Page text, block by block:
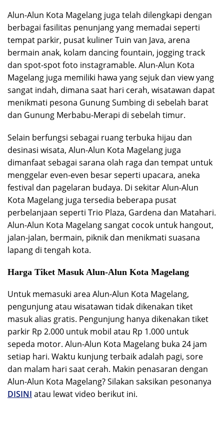
Alun-Alun Kota Magelang juga telah dilengkapi dengan
berbagai fasilitas penunjang yang memadai seperti
tempat parkir, pusat kuliner Tuin van Java, arena
bermain anak, kolam dancing fountain, jogging track
dan spot-spot foto instagramable. Alun-Alun Kota
Magelang juga memiliki hawa yang sejuk dan view yang
sangat indah, dimana saat hari cerah, wisatawan dapat
menikmati pesona Gunung Sumbing di sebelah barat
dan Gunung Merbabu-Merapi di sebelah timur.
Selain berfungsi sebagai ruang terbuka hijau dan
desinasi wisata, Alun-Alun Kota Magelang juga
dimanfaat sebagai sarana olah raga dan tempat untuk
menggelar even-even besar seperti upacara, aneka
festival dan pagelaran budaya. Di sekitar Alun-Alun
Kota Magelang juga tersedia beberapa pusat
perbelanjaan seperti Trio Plaza, Gardena dan Matahari.
Alun-Alun Kota Magelang sangat cocok untuk hangout,
jalan-jalan, bermain, piknik dan menikmati suasana
lapang di tengah kota.
Harga Tiket Masuk Alun-Alun Kota Magelang
Untuk memasuki area Alun-Alun Kota Magelang,
pengunjung atau wisatawan tidak dikenakan tiket
masuk alias gratis. Pengunjung hanya dikenakan tiket
parkir Rp 2.000 untuk mobil atau Rp 1.000 untuk
sepeda motor. Alun-Alun Kota Magelang buka 24 jam
setiap hari. Waktu kunjung terbaik adalah pagi, sore
dan malam hari saat cerah. Makin penasaran dengan
Alun-Alun Kota Magelang? Silakan saksikan pesonanya
DISINI atau lewat video berikut ini.